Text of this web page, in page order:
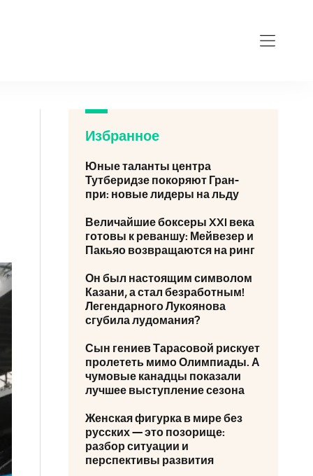
Избранное
Юные таланты центра
Тутберидзе покоряют Гран-
при: новые лидеры на льду
Величайшие боксеры XXI века
готовы к реваншу: Мейвезер и
Пакьяо возвращаются на ринг
Он был настоящим символом
Казани, а стал безработным!
Легендарного Лукоянова
сгубила лудомания?
Сын гениев Тарасовой рискует
пролететь мимо Олимпиады. А
чумовые канадцы показали
лучшее выступление сезона
Женская фигурка в мире без
русских — это позорище:
разбор ситуации и
перспективы развития